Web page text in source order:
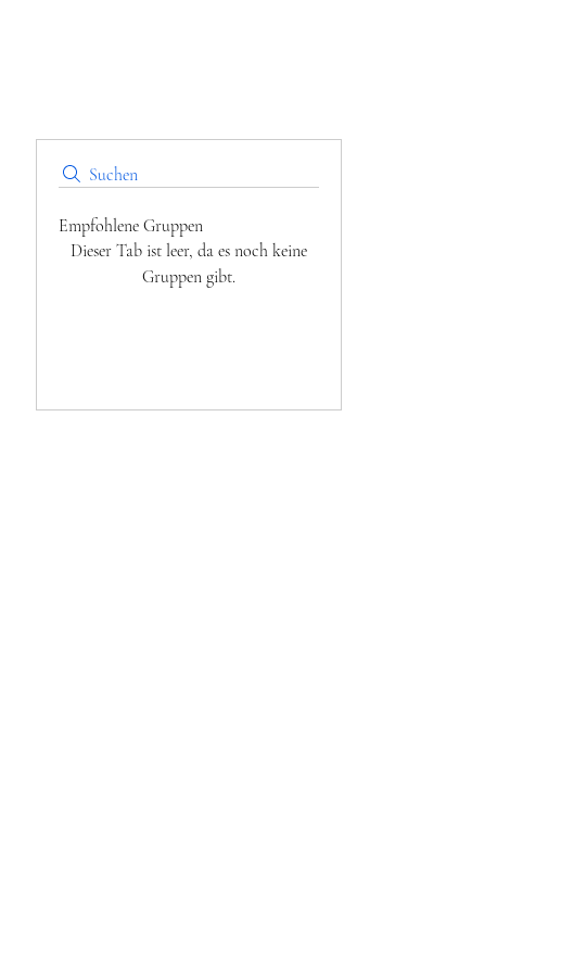
Suchen
Empfohlene Gruppen
Dieser Tab ist leer, da es noch keine
Gruppen gibt.